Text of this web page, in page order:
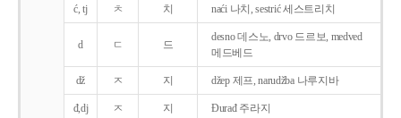
ć, tj ㅊ 치 naći 나치, sestrić 세스트리치
d ㄷ 드
desno 데스노, drvo 드르보, medved
메드베드
dž ㅈ 지 džep 제프, narudžba 나루지바
đ,dj ㅈ 지 Ðurađ 주라지